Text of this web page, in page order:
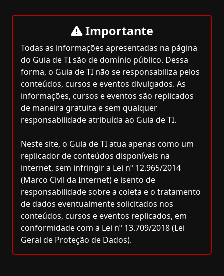
Importante
Todas as informações apresentadas na página
do Guia de TI são de domínio público. Dessa
forma, o Guia de TI não se responsabiliza pelos
conteúdos, cursos e eventos divulgados. As
informações, cursos e eventos são replicados
de maneira gratuita e sem qualquer
responsabilidade atribuída ao Guia de TI.
Neste site, o Guia de TI atua apenas como um
replicador de conteúdos disponíveis na
internet, sem infringir a Lei nº 12.965/2014
(Marco Civil da Internet) e isento de
responsabilidade sobre a coleta e o tratamento
de dados eventualmente solicitados nos
conteúdos, cursos e eventos replicados, em
conformidade com a Lei nº 13.709/2018 (Lei
Geral de Proteção de Dados).